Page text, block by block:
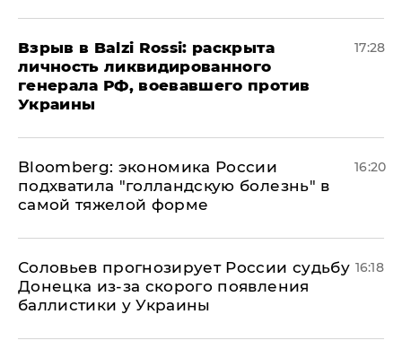
​Взрыв в Balzi Rossi: раскрыта
личность ликвидированного
генерала РФ, воевавшего против
Украины
17:28
Bloomberg: экономика России
подхватила "голландскую болезнь" в
самой тяжелой форме
16:20
Соловьев прогнозирует России судьбу
Донецка из-за скорого появления
баллистики у Украины
16:18